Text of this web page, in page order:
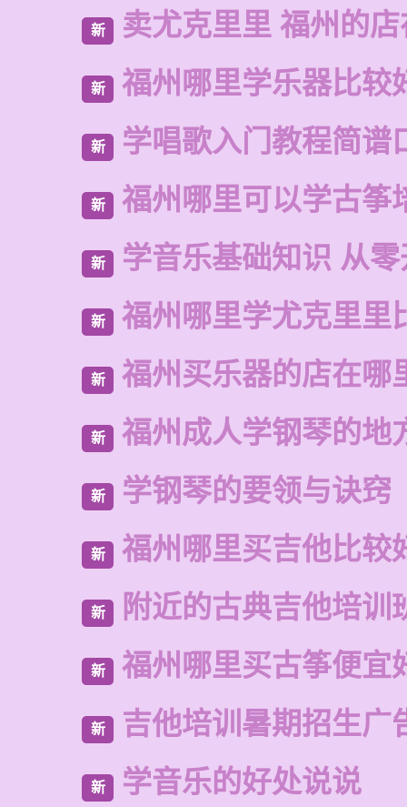
新 卖尤克里里 福州的
新 福州哪里学乐器比较
新 学唱歌入门教程简谱
新 福州哪里可以学古筝
新 学音乐基础知识 从
新 福州哪里学尤克里里
新 福州买乐器的店在哪
新 福州成人学钢琴的地
新 学钢琴的要领与诀窍
新 福州哪里买吉他比较
新 附近的古典吉他培训
新 福州哪里买古筝便宜
新 吉他培训暑期招生广
新 学音乐的好处说说